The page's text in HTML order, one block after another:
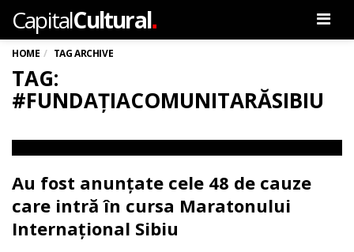
CapitalCultural.
HOME TAG ARCHIVE
TAG:
#FUNDAȚIACOMUNITARĂSIBIU
Au fost anunțate cele 48 de cauze
care intră în cursa Maratonului
Internațional Sibiu